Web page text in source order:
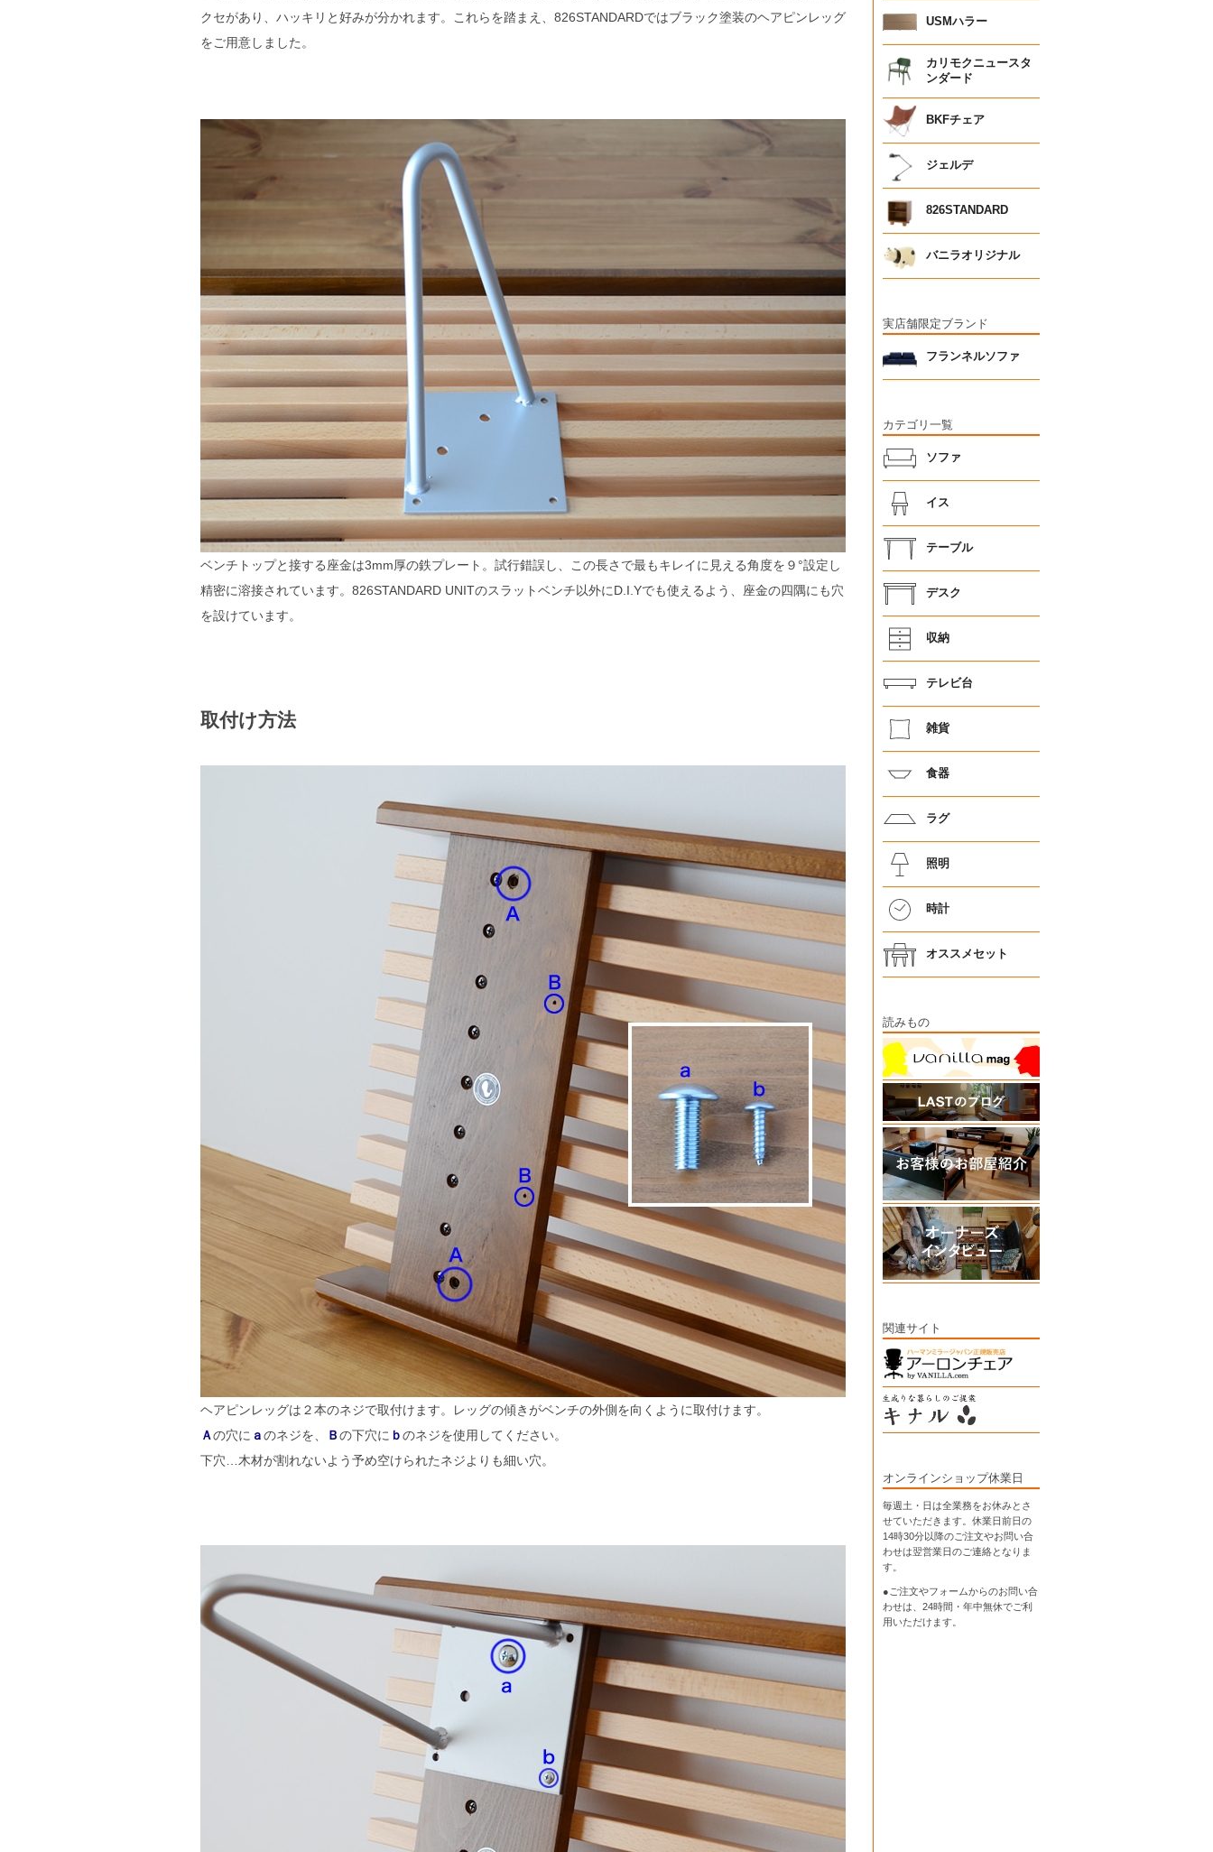
クセがあり、ハッキリと好みが分かれます。これらを踏まえ、826STANDARDではブラック塗装のヘアピンレッグ
をご用意しました。
ベンチトップと接する座金は3mm厚の鉄プレート。試行錯誤し、この長さで最もキレイに見える角度を９°設定し
精密に溶接されています。826STANDARD UNITのスラットベンチ以外にD.I.Yでも使えるよう、座金の四隅にも穴
を設けています。
取付け方法
ヘアピンレッグは２本のネジで取付けます。レッグの傾きがベンチの外側を向くように取付けます。
Ａの穴に ａのネジを、 Ｂの下穴に ｂのネジを使用してください。
下穴…木材が割れないよう予め空けられたネジよりも細い穴。
USMハラー
カリモクニュースタ
ンダード
BKFチェア
ジェルデ
826STANDARD
バニラオリジナル
実店舗限定ブランド
フランネルソファ
カテゴリ一覧
ソファ
イス
テーブル
デスク
収納
テレビ台
雑貨
食器
ラグ
照明
時計
オススメセット
読みもの
関連サイト
オンラインショップ休業日
毎週土・日は全業務をお休みとさ
せていただきます。休業日前日の
14時30分以降のご注文やお問い合
わせは翌営業日のご連絡となりま
す。
●ご注文やフォームからのお問い合
わせは、 24時間・年中無休でご利
用いただけます。